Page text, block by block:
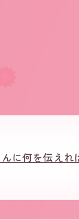
に何を伝えれ